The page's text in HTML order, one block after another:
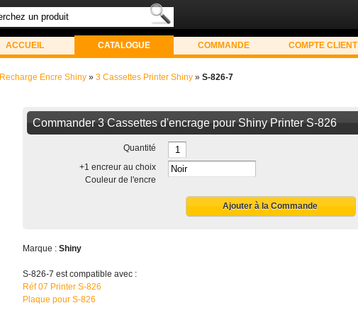
ACCUEIL CATALOGUE COMMANDE COMPTE CLIENT
Recharge Encre Shiny » 3 Cassettes Printer Shiny » S-826-7
Commander 3 Cassettes d'encrage pour Shiny Printer S-826
Quantité
+1 encreur au choix
Couleur de l'encre
Ajouter à la Commande
Marque : Shiny
S-826-7 est compatible avec :
Réf 07 Printer S-826
Plaque pour S-826